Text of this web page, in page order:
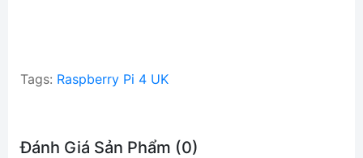
Tags: Raspberry Pi 4 UK
Đánh Giá Sản Phẩm (0)